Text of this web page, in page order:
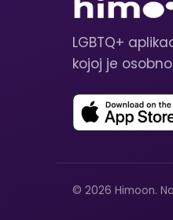
LGBTQ+
kojoj je
© 2026 Himoon.